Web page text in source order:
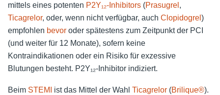
mittels eines potenten P2Y₁₂-Inhibitors (Prasugrel ,
Ticagrelor, oder, wenn nicht verfügbar, auch Clopidogrel )
empfohlen bevor oder spätestens zum Zeitpunkt der PCI
(und weiter für 12 Monate), sofern keine
Kontraindikationen oder ein Risiko für exzessive
Blutungen besteht. P2Y₁₂-Inhibitor indiziert.
Beim STEMI ist das Mittel der Wahl Ticagrelor (Brilique®).